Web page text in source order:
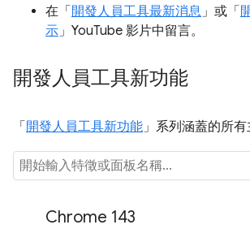
在「 開發人員工具最新消息」或「
示」YouTube 影片中留言。
開發人員工具新功能
「 開發人員工具新功能」系列涵蓋的所有
Chrome 143